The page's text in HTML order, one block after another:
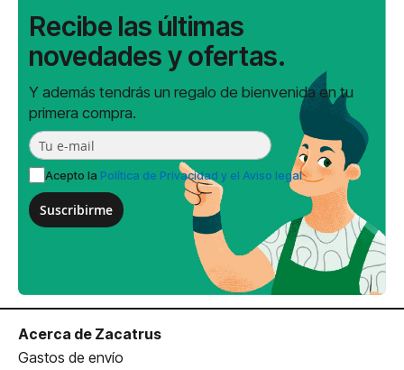
Recibe las últimas
novedades y ofertas.
Y además tendrás un regalo de bienvenida en tu
primera compra.
Acepto la Política de Privacidad y el Aviso legal
Suscribirme
Acerca de Zacatrus
Gastos de envío